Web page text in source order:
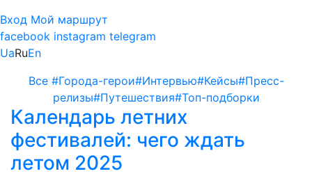
Вход Мой маршрут
facebook instagram telegram
UaRuEn
Все #Города-герои#Интервью#Кейсы#Пресс-
релизы#Путешествия#Топ-подборки
Календарь летних
фестивалей: чего ждать
летом 2025